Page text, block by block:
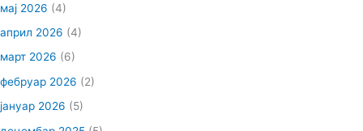
мај 2026 (4)
април 2026 (4)
март 2026 (6)
фебруар 2026 (2)
јануар 2026 (5)